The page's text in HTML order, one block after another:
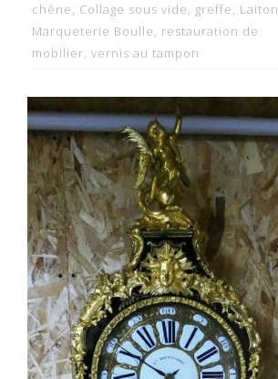
chêne, Collage sous vide, greffe, Laiton
Marqueterie Boulle, restauration de
mobilier, vernis au tampon